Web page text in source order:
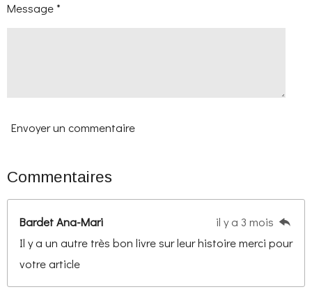
Message *
Envoyer un commentaire
Commentaires
Bardet Ana-Mari
il y a 3 mois
Il y a un autre très bon livre sur leur histoire merci pour
votre article